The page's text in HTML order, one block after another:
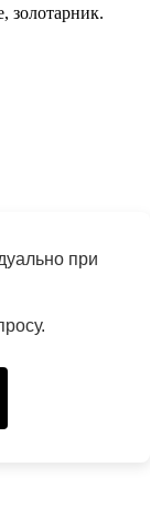
золотарник.
при